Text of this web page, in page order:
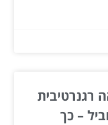
רגנרטיבית
– כך